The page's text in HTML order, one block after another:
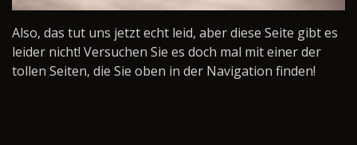
Also, das tut uns jetzt echt leid, aber diese Seite gibt es
leider nicht! Versuchen Sie es doch mal mit einer der
tollen Seiten, die Sie oben in der Navigation finden!